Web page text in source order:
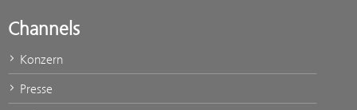
Channels
Konzern
Presse